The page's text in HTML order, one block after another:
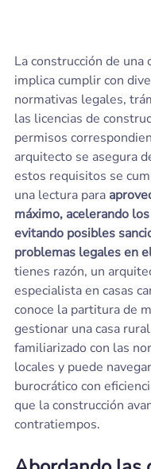
La construcción de una
implica cumplir con
normativas legales,
las licencias de
permisos
arquitecto se asegura
estos requisitos se
una lectura para
máximo, acelerando
evitando posibles
problemas legales en
tienes razón, un
especialista en casas
conoce la partitura de
gestionar una casa
familiarizado con las
locales y puede
burocrático con
que la construcción
contratiempos.